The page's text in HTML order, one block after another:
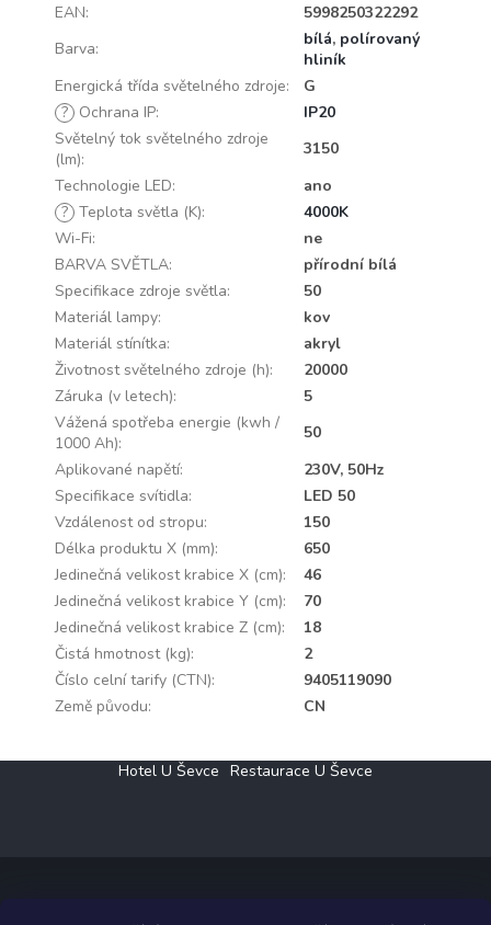
EAN:
5998250322292
Barva: bílá, polírovaný
hliník
Energická třída světelného zdroje:
G
? Ochrana IP:
IP20
Světelný tok světelného zdroje
(lm):
3150
Technologie LED:
ano
? Teplota světla (K):
4000K
Wi-Fi:
ne
BARVA SVĚTLA:
přírodní bílá
Specifikace zdroje světla:
50
Materiál lampy:
kov
Materiál stínítka:
akryl
Životnost světelného zdroje (h):
20000
Záruka (v letech):
5
Vážená spotřeba energie (kwh /
1000 Ah):
50
Aplikované napětí:
230V, 50Hz
Specifikace svítidla:
LED 50
Vzdálenost od stropu:
150
Délka produktu X (mm):
650
Jedinečná velikost krabice X (cm):
46
Jedinečná velikost krabice Y (cm):
70
Jedinečná velikost krabice Z (cm):
18
Čistá hmotnost (kg):
2
Číslo celní tarify (CTN):
9405119090
Země původu: CN
Hotel U Ševce Restaurace U Ševce